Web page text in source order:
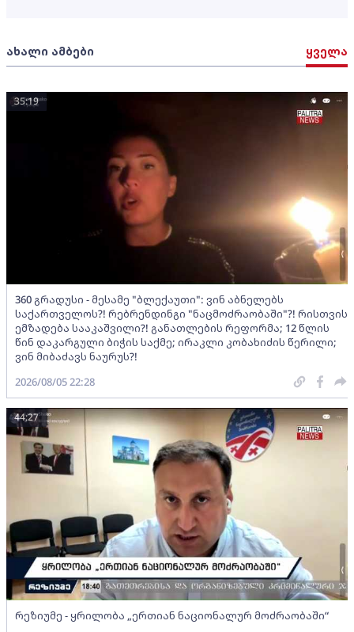
ახალი ამბები ყველა
360 გრადუსი - მესამე "ბლექაუთი": ვინ აბნელებს
საქართველოს?! რებრენდინგი "ნაცმოძრაობაში"?! რისთვის
ემზადება სააკაშვილი?! განათლების რეფორმა; 12 წლის
წინ დაკარგული ბიჭის საქმე; ირაკლი კობახიძის წერილი;
ვინ მიბაძავს ნაურუს?!
35:19
2026/08/05 22:28
რეზიუმე - ყრილობა „ერთიან ნაციონალურ მოძრაობაში“
44:27